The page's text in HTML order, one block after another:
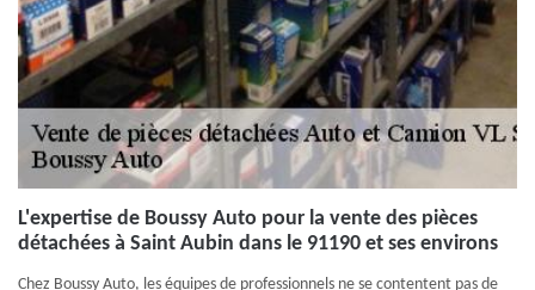
L'expertise de Boussy Auto pour la vente des pièces
détachées à Saint Aubin dans le 91190 et ses environs
Chez Boussy Auto, les équipes de professionnels ne se contentent pas de